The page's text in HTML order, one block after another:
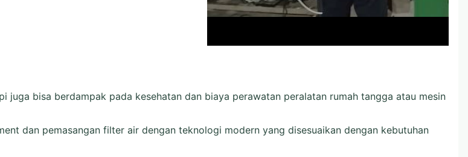
juga bisa berdampak pada kesehatan dan biaya perawatan peralatan rumah tangga atau mesin
dan pemasangan filter air dengan teknologi modern yang disesuaikan dengan kebutuhan